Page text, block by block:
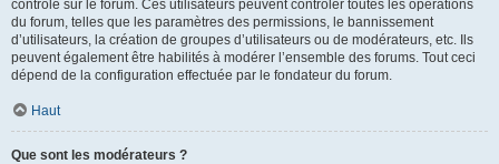
contrôle sur le forum. Ces utilisateurs peuvent contrôler toutes les opérations
du forum, telles que les paramètres des permissions, le bannissement
d’utilisateurs, la création de groupes d’utilisateurs ou de modérateurs, etc. Ils
peuvent également être habilités à modérer l’ensemble des forums. Tout ceci
dépend de la configuration effectuée par le fondateur du forum.
Haut
Que sont les modérateurs ?